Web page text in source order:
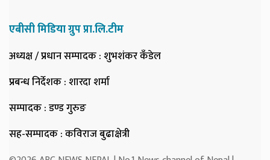
एबीसी मिडिया ग्रुप प्रा.लि.टीम
अध्यक्ष / प्रधान सम्पादक: शुभशंकर कँडेल
प्रबन्ध निर्देशक: शारदा शर्मा
सम्पादक: डण्ड गुरुङ
सह-सम्पादक: कविराज बुढाक्षेत्री